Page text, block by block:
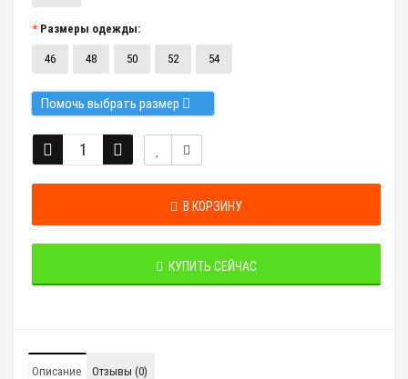
Размеры одежды:
46 48 50 52 54
Помочь выбрать размер
В КОРЗИНУ
КУПИТЬ СЕЙЧАС
Описание Отзывы (0)